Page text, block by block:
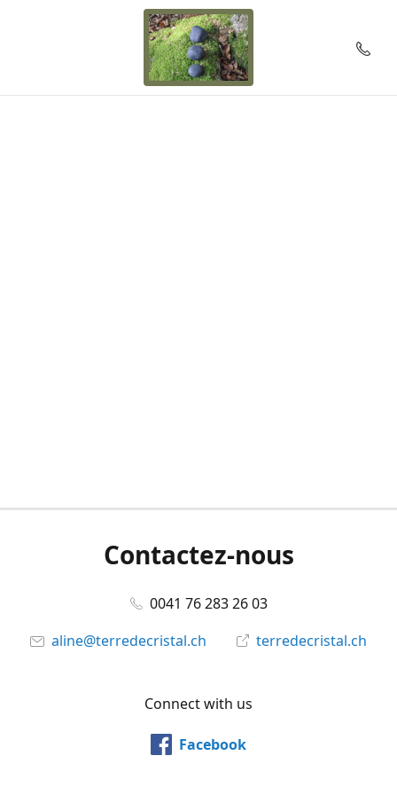
Contactez-nous
0041 76 283 26 03
aline@terredecristal.ch
terredecristal.ch
Connect with us
Facebook